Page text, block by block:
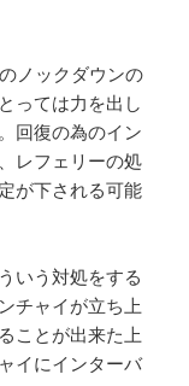
ノックダウンの
っては力を出し
回復の為のイン
レフェリーの処
が下される可能
いう対処をする
チャイが立ち上
ことが出来た上
イにインターバ